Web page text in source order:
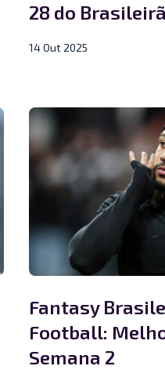
28 do
14 Out 2025
Fantasy
Football:
Semana 2